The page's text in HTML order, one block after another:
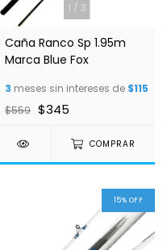
1 / 3
Caña Ranco Sp 1.95m
Marca Blue Fox
3 meses sin intereses de $115
$559 $345
COMPRAR
15% OFF